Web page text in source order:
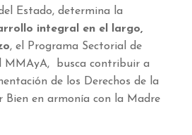
Estado, determina la
integral en el largo,
, el Programa Sectorial de
MMAyA, busca contribuir a
de los Derechos de la
Bien en armonía con la Madre